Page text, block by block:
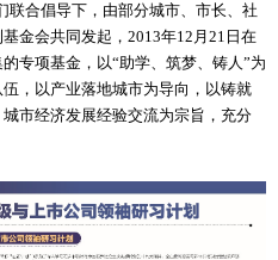
联合倡导下，由部分城市、市长、社
金会共同发起，2013年12月21日在
专项基金，以“助学、筑梦、铸人”为
，以产业落地城市为导向，以铸就
市经济发展经验交流为宗旨，充分